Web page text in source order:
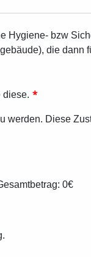
Hygiene- bzw
die dann
diese. *
werden. Diese
0€